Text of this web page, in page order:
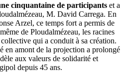
cinquantaine de participants et a
M. David Carrega. En
Arzel, ce temps fort a permis de
de Ploudalmézeau, les racines
qui a conduit à sa création.
en amont de la projection a prolongé
aux valeurs de solidarité et
depuis 45 ans.